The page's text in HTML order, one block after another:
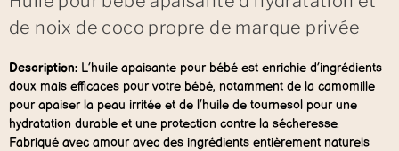
de noix de coco propre de marque privée
Description: L’huile apaisante pour bébé est enrichie d’ingrédients
doux mais efficaces pour votre bébé, notamment de la camomille
pour apaiser la peau irritée et de l’huile de tournesol pour une
hydratation durable et une protection contre la sécheresse.
Fabriqué avec amour avec des ingrédients entièrement naturels